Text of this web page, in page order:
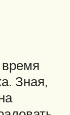
время
Зная,